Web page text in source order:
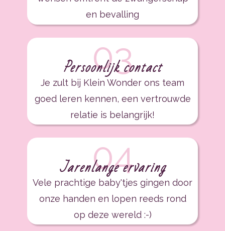
en bevalling
03
Persoonlijk contact
Je zult bij Klein Wonder ons team
goed leren kennen, een vertrouwde
relatie is belangrijk!
04
Jarenlange ervaring
Vele prachtige baby'tjes gingen door
onze handen en lopen reeds rond​
op deze wereld :-)